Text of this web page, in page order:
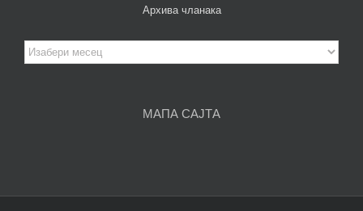
Архива чланака
Архива
чланака
МАПА САЈТА